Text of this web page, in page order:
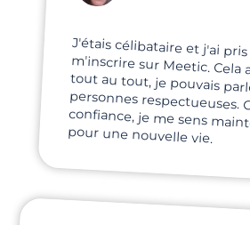
J'étais célibataire et j'ai
m'inscrire sur Meetic.
tout au tout, je pouvais
personnes respectueuses.
confiance, je me sens
pour une nouvelle vie.